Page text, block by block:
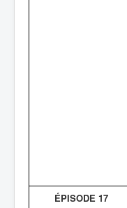
ÉPISODE 17